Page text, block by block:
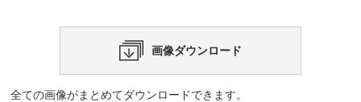
画像ダウンロード
全ての画像がまとめてダウンロードできます。